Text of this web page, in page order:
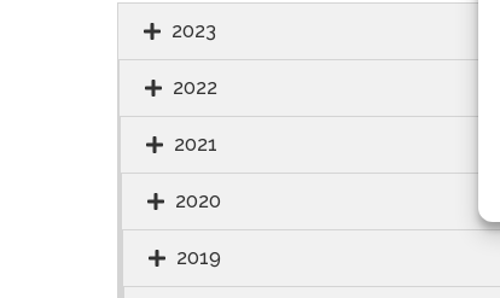
2023
2022
2021
2020
2019